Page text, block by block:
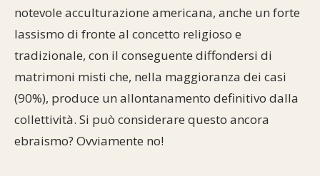
notevole acculturazione americana, anche un forte
lassismo di fronte al concetto religioso e
tradizionale, con il conseguente diffondersi di
matrimoni misti che, nella maggioranza dei casi
(90%), produce un allontanamento definitivo dalla
collettività. Si può considerare questo ancora
ebraismo? Ovviamente no!